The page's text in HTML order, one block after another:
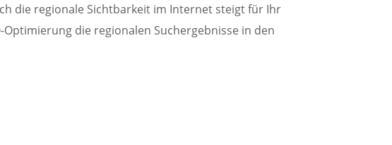
die regionale Sichtbarkeit im Internet steigt für Ihr
die regionalen Suchergebnisse in den